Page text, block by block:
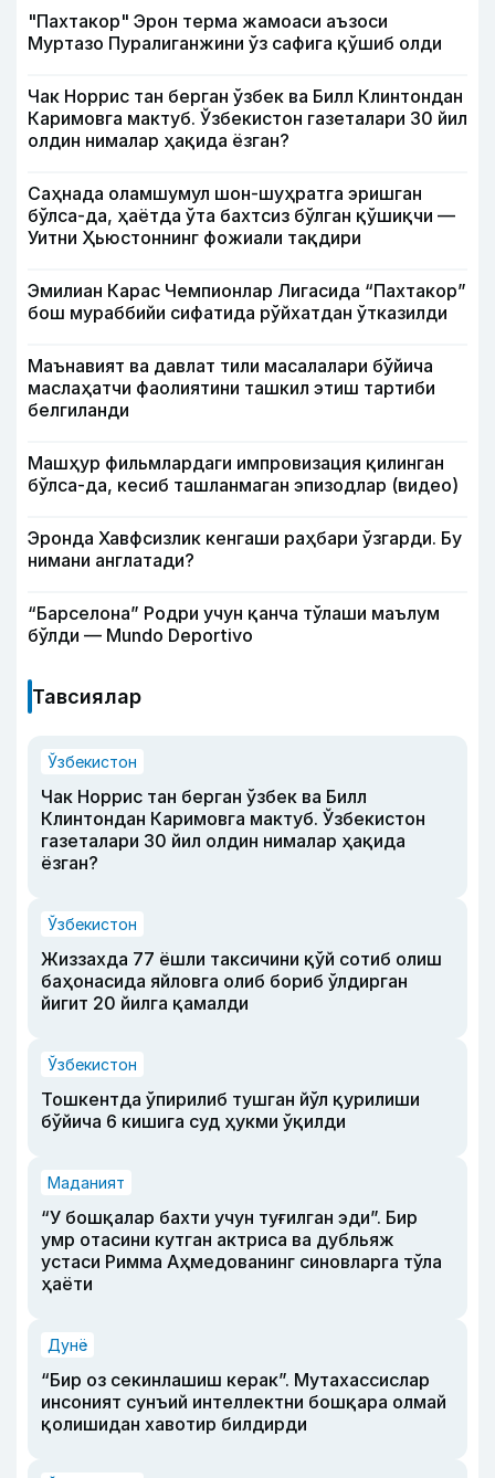
"Пахтакор" Эрон терма жамоаси аъзоси
Муртазо Пуралиганжини ўз сафига қўшиб олди
Чак Норрис тан берган ўзбек ва Билл Клинтондан
Каримовга мактуб. Ўзбекистон газеталари 30 йил
олдин нималар ҳақида ёзган?
Саҳнада оламшумул шон-шуҳратга эришган
бўлса-да, ҳаётда ўта бахтсиз бўлган қўшиқчи —
Уитни Ҳьюстоннинг фожиали тақдири
Эмилиан Карас Чемпионлар Лигасида “Пахтакор”
бош мураббийи сифатида рўйхатдан ўтказилди
Маънавият ва давлат тили масалалари бўйича
маслаҳатчи фаолиятини ташкил этиш тартиби
белгиланди
Машҳур фильмлардаги импровизация қилинган
бўлса-да, кесиб ташланмаган эпизодлар (видео)
Эронда Хавфсизлик кенгаши раҳбари ўзгарди. Бу
нимани англатади?
“Барселона” Родри учун қанча тўлаши маълум
бўлди — Mundo Deportivo
Тавсиялар
Ўзбекистон
Чак Норрис тан берган ўзбек ва Билл
Клинтондан Каримовга мактуб. Ўзбекистон
газеталари 30 йил олдин нималар ҳақида
ёзган?
Ўзбекистон
Жиззахда 77 ёшли таксичини қўй сотиб олиш
баҳонасида яйловга олиб бориб ўлдирган
йигит 20 йилга қамалди
Ўзбекистон
Тошкентда ўпирилиб тушган йўл қурилиши
бўйича 6 кишига суд ҳукми ўқилди
Маданият
“У бошқалар бахти учун туғилган эди”. Бир
умр отасини кутган актриса ва дубльяж
устаси Римма Аҳмедованинг синовларга тўла
ҳаёти
Дунё
“Бир оз секинлашиш керак”. Мутахассислар
инсоният сунъий интеллектни бошқара олмай
қолишидан хавотир билдирди